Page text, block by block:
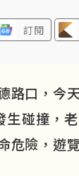
訂閱
路口，今
碰撞，
危險，遊